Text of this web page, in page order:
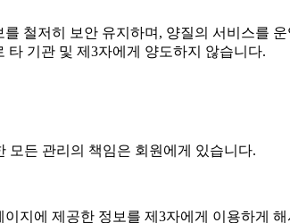
를 철저히 보안 유지하며, 양질의 서비스를
타 기관 및 제3자에게 양도하지 않습니다.
모든 관리의 책임은 회원에게 있습니다.
지에 제공한 정보를 제3자에게 이용하게